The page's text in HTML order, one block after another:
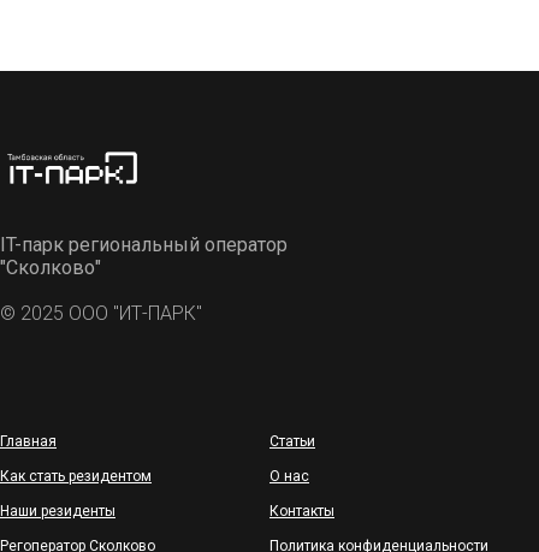
IT-парк региональный оператор
"Сколково"
© 2025 ООО "ИТ-ПАРК"
Главная
Как стать резидентом
Наши резиденты
Регоператор Сколково
Статьи
О нас
Контакты
Политика конфиденциальности